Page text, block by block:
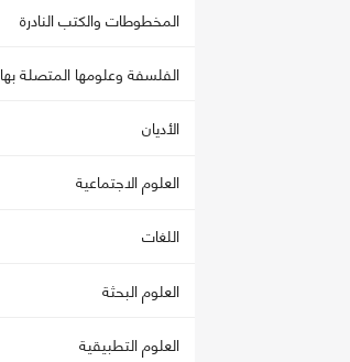
المخطوطات والكتب النادرة
الفلسفة وعلومها المتصلة بها
الأديان
العلوم الاجتماعية
اللغات
العلوم البحثة
العلوم التطبيقية